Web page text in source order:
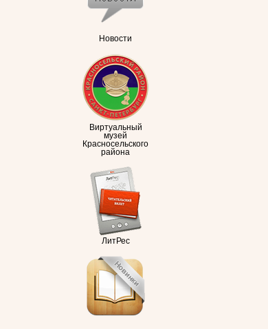
Новости
Виртуальный
музей
Красносельского
района
ЛитРес